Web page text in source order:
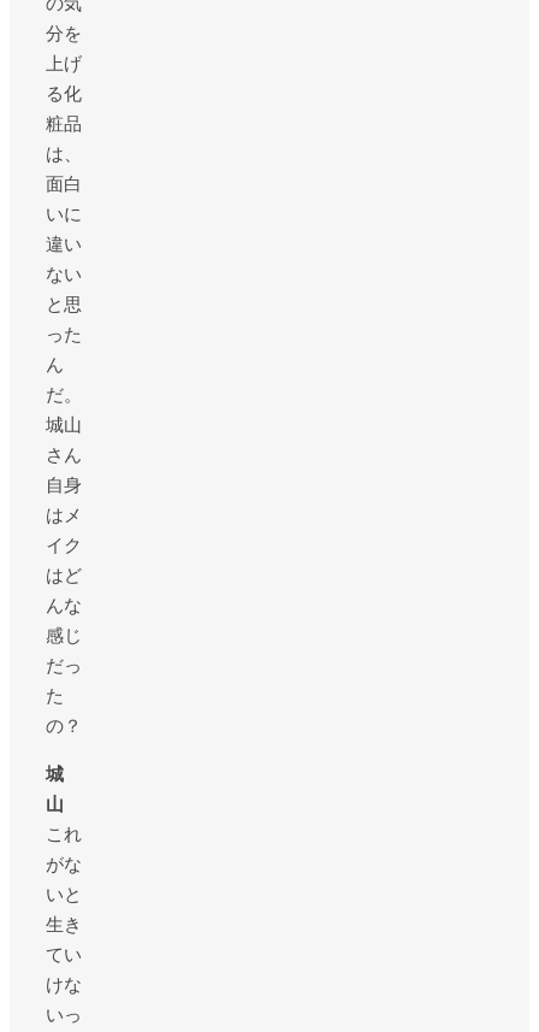
分を
上げ
る化
粧品
は、
面白
いに
違い
ない
と思
った
ん
だ。
城山
さん
自身
はメ
イク
はど
んな
感じ
だっ
た
の？
城
山
これ
がな
いと
生き
てい
けな
いっ